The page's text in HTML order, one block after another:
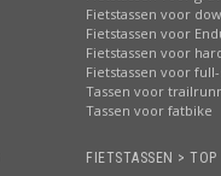
Fietstassen voor
Fietstassen voor
Fietstassen voor
Fietstassen voor
Tassen voor
Tassen voor fatbike
FIETSTASSEN >